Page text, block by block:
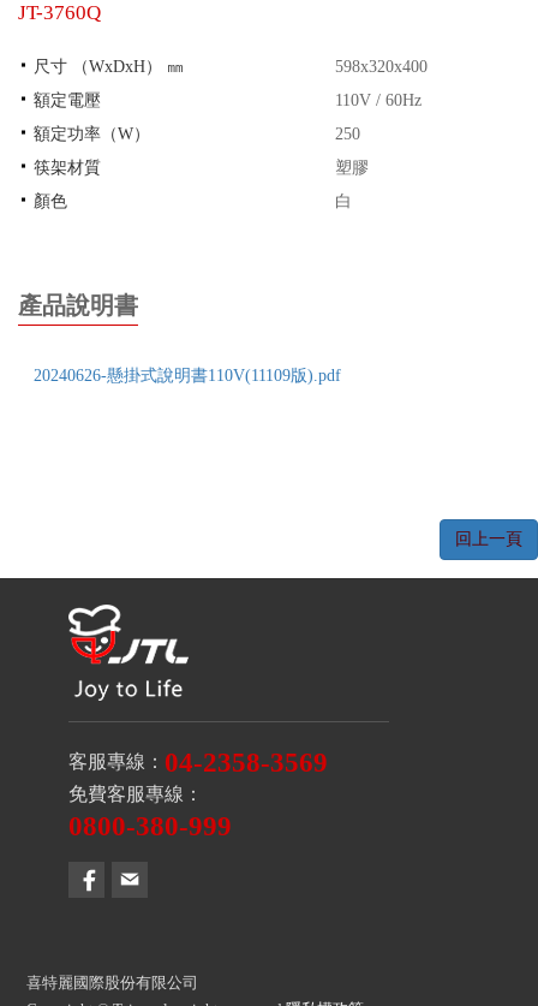
JT-3760Q
尺寸 （WxDxH） ㎜
598x320x400
額定電壓
110V / 60Hz
額定功率（W）
250
筷架材質
塑膠
顏色
白
產品說明書
20240626-懸掛式說明書110V(11109版).pdf
回上一頁
客服專線： 04-2358-3569
免費客服專線：
0800-380-999
喜特麗國際股份有限公司